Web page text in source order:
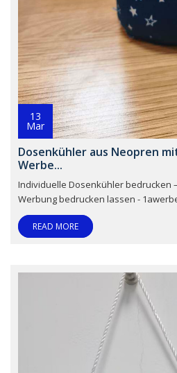
13
Mar
Dosenkühler aus Neopren
Werbe...
Individuelle Dosenkühler bedrucken
Werbung bedrucken lassen -
READ MORE